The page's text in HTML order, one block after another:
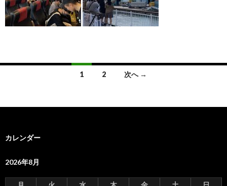
ナ
ゲ
ー
シ
1 2 次へ →
カレンダー
2026年8月